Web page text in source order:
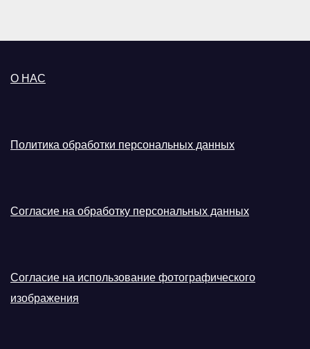
О НАС
Политика обработки персональных данных
Согласие на обработку персональных данных
Согласие на использование фотографического
изображения